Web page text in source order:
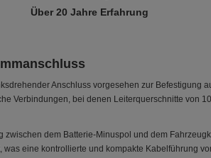
Über 20 Jahre Erfahrung
Anschluss vorgesehen zur Befestigung
Verbindungen, bei denen Leiterquerschnitte von
dem Batterie-Minuspol und dem
eine kontrollierte und kompakte Kabelführung